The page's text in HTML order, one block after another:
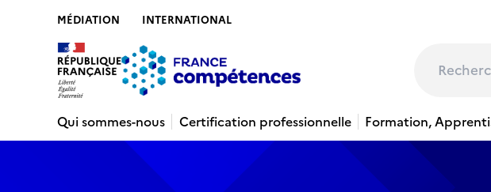
MÉDIATION INTERNATIONAL
Qui sommes-nous
Certification professionnelle Formation,